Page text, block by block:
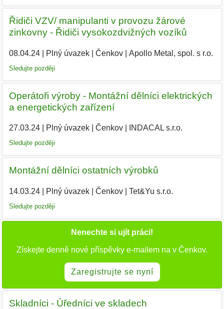
Řidiči VZV/ manipulanti v provozu žárové
zinkovny - Řidiči vysokozdvižných vozíků
08.04.24| Plný úvazek| Čenkov| Apollo Metal, spol. s r.o.
Sledujte později
Operátoři výroby - Montážní dělníci elektrických
a energetických zařízení
27.03.24| Plný úvazek| Čenkov| INDACAL s.r.o.
Sledujte později
Montážní dělníci ostatních výrobků
14.03.24| Plný úvazek| Čenkov| Tet&Yu s.r.o.
Sledujte později
Nenechte si ujít práci!
Získejte denně nové příspěvky e-mailem na v Čenkov.
Zaregistrujte se nyní
Skladníci - Úředníci ve skladech